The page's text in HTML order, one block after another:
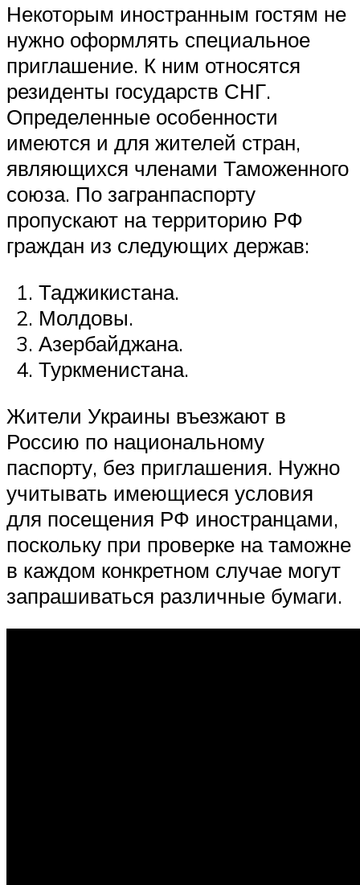
Некоторым иностранным гостям не
нужно оформлять специальное
приглашение. К ним относятся
резиденты государств СНГ.
Определенные особенности
имеются и для жителей стран,
являющихся членами Таможенного
союза. По загранпаспорту
пропускают на территорию РФ
граждан из следующих держав:
Таджикистана.
Молдовы.
Азербайджана.
Туркменистана.
Жители Украины въезжают в
Россию по национальному
паспорту, без приглашения. Нужно
учитывать имеющиеся условия
для посещения РФ иностранцами,
поскольку при проверке на таможне
в каждом конкретном случае могут
запрашиваться различные бумаги.